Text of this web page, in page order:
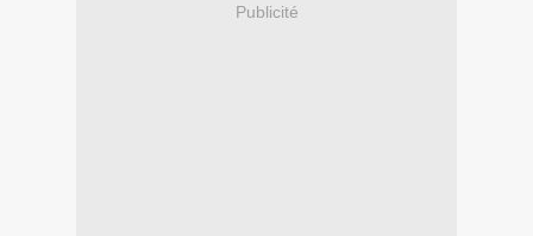
Publicité